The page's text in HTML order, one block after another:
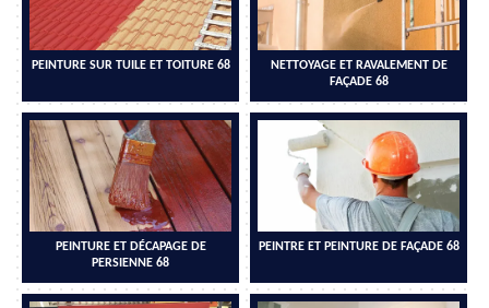
PEINTURE SUR TUILE ET TOITURE 68
NETTOYAGE ET RAVALEMENT DE
FAÇADE 68
PEINTURE ET DÉCAPAGE DE
PERSIENNE 68
PEINTRE ET PEINTURE DE FAÇADE 68